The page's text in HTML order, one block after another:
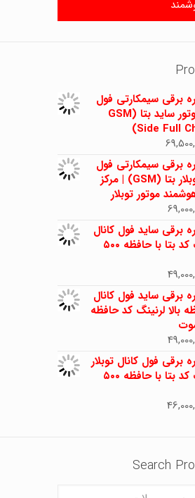
برقی سیمکارتی فول
کانال موتور ساید بتا (GSM
Side Full
برقی سیمکارتی فول
کانال توبلار بتا (GSM) | مرکز
موتور توبلار
برقی ساید فول کانال
هاپینگ کد بتا با حافظه ۵۰۰
برقی ساید فول کانال
بالا لرنینگ کد حافظه
برقی فول کانال توبلار
هاپینگ کد بتا با حافظه ۵۰۰
Search